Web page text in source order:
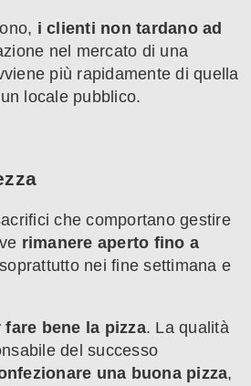
i clienti non tardano ad
nel mercato di una
più rapidamente di quella
locale pubblico.
che comportano gestire
rimanere aperto fino a
nei fine settimana e
fare bene la pizza. La qualità
del successo
una buona pizza,